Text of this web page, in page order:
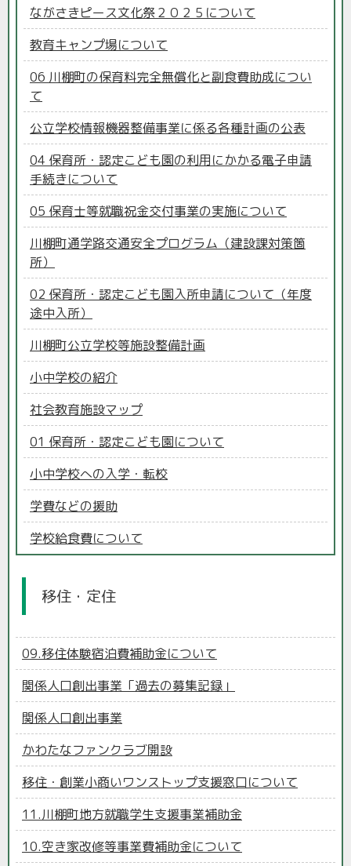
ながさきピース文化祭２０２５について
教育キャンプ場について
06 川棚町の保育料完全無償化と副食費助成につい
て
公立学校情報機器整備事業に係る各種計画の公表
04 保育所・認定こども園の利用にかかる電子申請
手続きについて
05 保育士等就職祝金交付事業の実施について
川棚町通学路交通安全プログラム（建設課対策箇
所）
02 保育所・認定こども園入所申請について（年度
途中入所）
川棚町公立学校等施設整備計画
小中学校の紹介
社会教育施設マップ
01 保育所・認定こども園について
小中学校への入学・転校
学費などの援助
学校給食費について
移住・定住
09.移住体験宿泊費補助金について
関係人口創出事業「過去の募集記録」
関係人口創出事業
かわたなファンクラブ開設
移住・創業小商いワンストップ支援窓口について
11.川棚町地方就職学生支援事業補助金
10.空き家改修等事業費補助金について